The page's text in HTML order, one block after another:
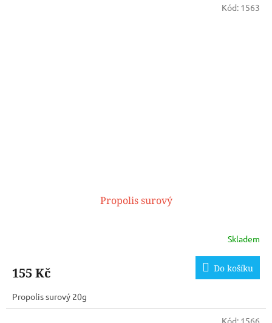
Propolis surový
Skladem
155 Kč Do košíku
Propolis surový 20g
Kód: 1563
Kód: 1566